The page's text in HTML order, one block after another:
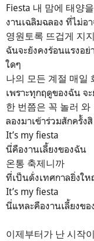
Fiesta 내 맘에 태양
งานเฉลิมฉลอง ที่ไม่อ
영원토록 뜨겁게 지
ฉันจะยังคงร้อนแรงอ
ใดๆ
나의 모든 계절 매일
เพราะทุกฤดูของฉัน จ
한 번쯤은 꼭 놀러 와
ลองมาเข้าร่วมสักครั้งสิ
It’s my fiesta
นี่คืองานเลี้ยงของฉัน
온통 축제니까
ที่เป็นดั่งเทศกาลยิ่งใ
It’s my fiesta
นี่แหละคืองานเลี้ยงข
이제부터가 난 시작